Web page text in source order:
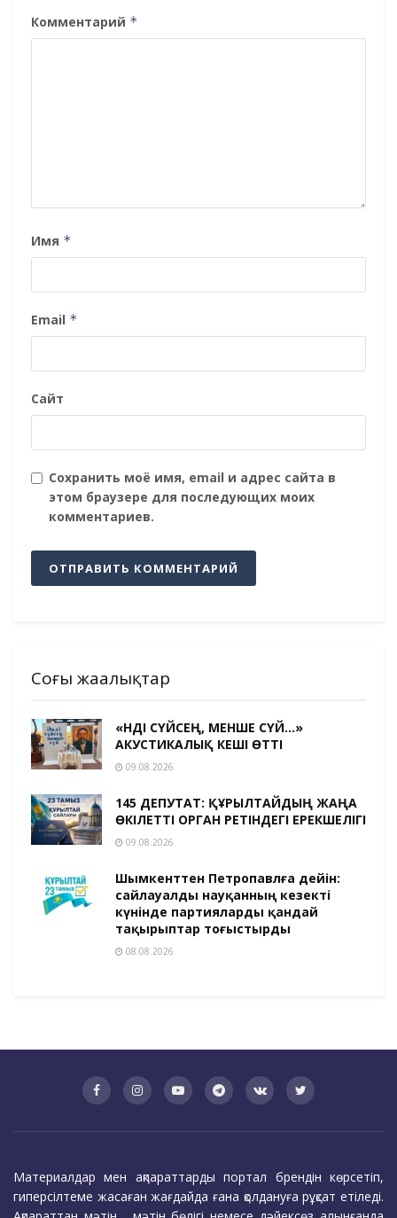
Комментарий *
Имя *
Email *
Сайт
Сохранить моё имя, email и адрес сайта в
этом браузере для последующих моих
комментариев.
Соңғы жаңалықтар
«ӘНДІ СҮЙСЕҢ, МЕНШЕ СҮЙ…»
АКУСТИКАЛЫҚ КЕШІ ӨТТІ
09.08.2026
145 ДЕПУТАТ: ҚҰРЫЛТАЙДЫҢ ЖАҢА
ӨКІЛЕТТІ ОРГАН РЕТІНДЕГІ ЕРЕКШЕЛІГІ
09.08.2026
Шымкенттен Петропавлға дейін:
сайлауалды науқанның кезекті
күнінде партияларды қандай
тақырыптар тоғыстырды
08.08.2026
Материалдар мен ақпараттарды портал брендін көрсетіп,
гиперсілтеме жасаған жағдайда ғана қолдануға рұқсат етіледі.